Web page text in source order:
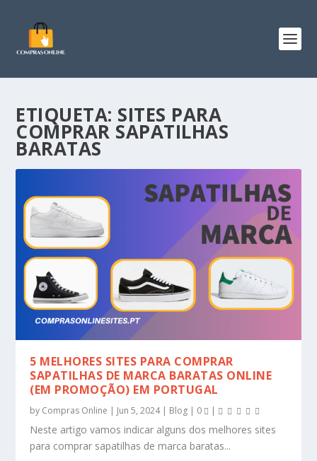
ETIQUETA: SITES PARA
COMPRAR SAPATILHAS
BARATAS
5 MELHORES SITES PARA COMPRAR
SAPATILHAS DE MARCA BARATAS ONLINE
(EM PROMOÇÃO) EM PORTUGAL
by Compras Online | Jun 5, 2024| Blog | 0 |
Neste artigo vamos indicar alguns dos melhores sites
para comprar sapatilhas de marca baratas...